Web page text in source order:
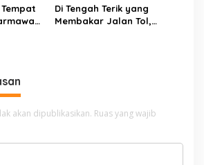
Di Tengah Terik yang
Membakar Jalan Tol,
akan dipublikasikan. Ruas yang wajib